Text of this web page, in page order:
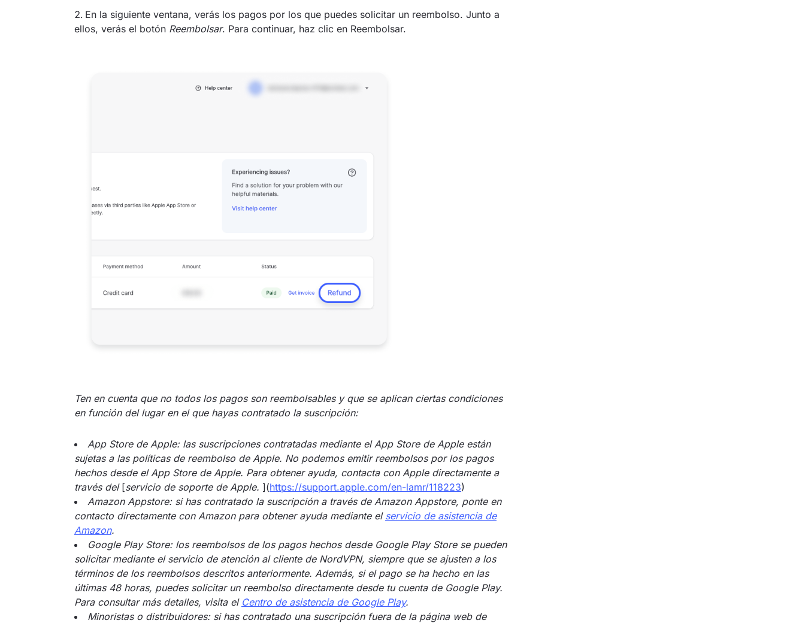
En la siguiente ventana, verás los pagos por los que puedes solicitar un reembolso. Junto a
ellos, verás el botón Reembolsar. Para continuar, haz clic en Reembolsar.
Ten en cuenta que no todos los pagos son reembolsables y que se aplican ciertas condiciones
en función del lugar en el que hayas contratado la suscripción:
App Store de Apple: las suscripciones contratadas mediante el App Store de Apple están
sujetas a las políticas de reembolso de Apple. No podemos emitir reembolsos por los pagos
hechos desde el App Store de Apple. Para obtener ayuda, contacta con Apple directamente a
través del[servicio de soporte de Apple. ](https://support.apple.com/en-lamr/118223)
Amazon Appstore: si has contratado la suscripción a través de Amazon Appstore, ponte en
contacto directamente con Amazon para obtener ayuda mediante el servicio de asistencia de
Amazon.
Google Play Store: los reembolsos de los pagos hechos desde Google Play Store se pueden
solicitar mediante el servicio de atención al cliente de NordVPN, siempre que se ajusten a los
términos de los reembolsos descritos anteriormente. Además, si el pago se ha hecho en las
últimas 48 horas, puedes solicitar un reembolso directamente desde tu cuenta de Google Play.
Para consultar más detalles, visita el Centro de asistencia de Google Play.
Minoristas o distribuidores: si has contratado una suscripción fuera de la página web de